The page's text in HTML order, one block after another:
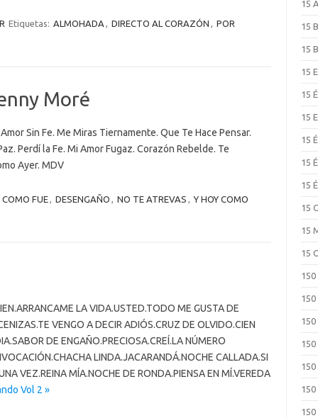
Etiquetas: ALMOHADA , DIRECTO AL CORAZÓN , POR
Moré
Sin Fe. Me Miras Tiernamente. Que Te Hace Pensar.
Perdí la Fe. Mi Amor Fugaz. Corazón Rebelde. Te
Ayer. MDV
COMO FUE, DESENGAÑO , NO TE ATREVAS , Y HOY COMO
LA VIDA.USTED.TODO ME GUSTA DE
VENGO A DECIR ADIÓS.CRUZ DE OLVIDO.CIEN
DE ENGAÑO.PRECIOSA.CREÍ.LA NÚMERO
LINDA.JACARANDÁ.NOCHE CALLADA.SI
VEZ.REINA MÍA.NOCHE DE RONDA.PIENSA EN MÍ.VEREDA
Vol 2 »
15
15
15
15
15
15
15
15
15
15
15
15
150
150
150
150
150
150
150